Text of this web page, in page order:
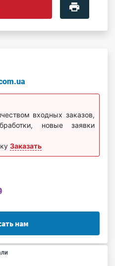
входных заказов,
новые заявки
Заказать
нам